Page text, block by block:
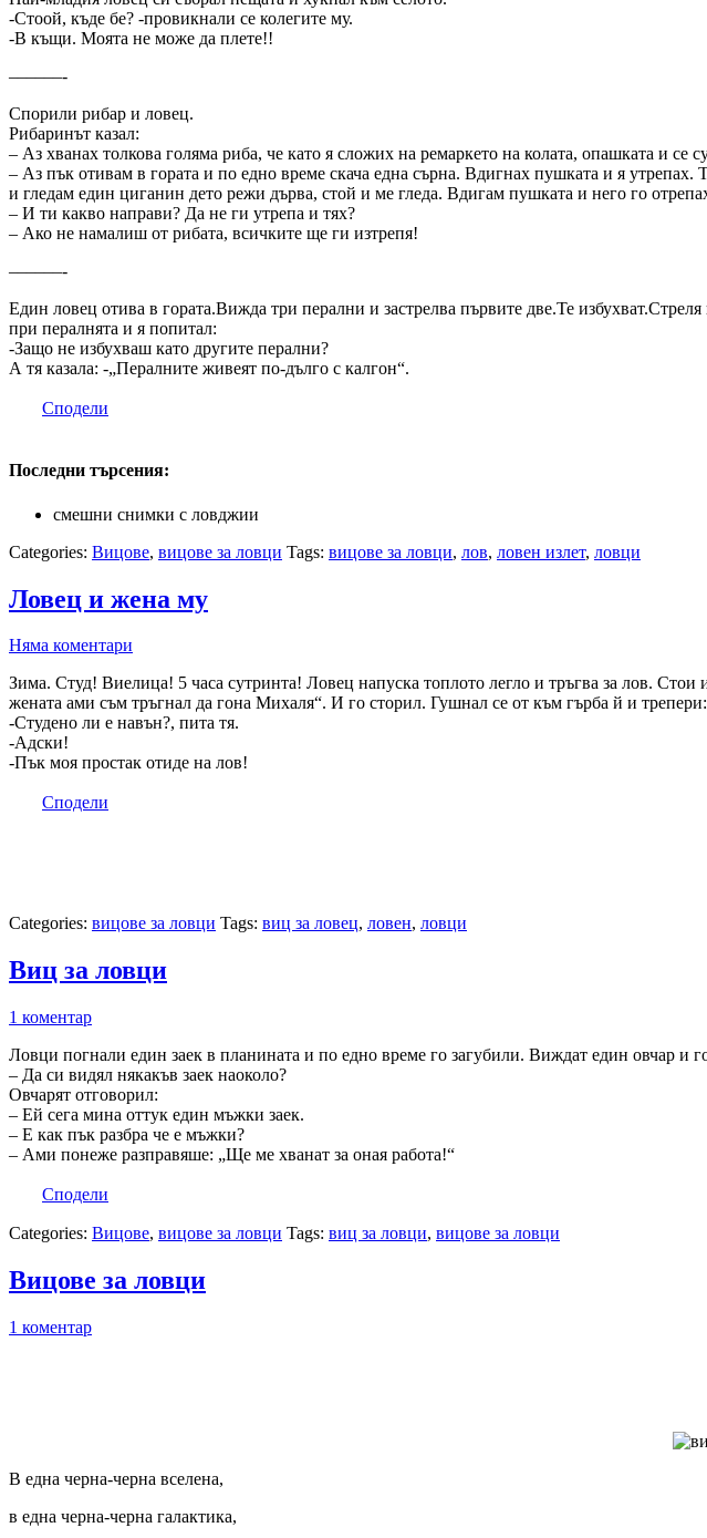
-Стоой, къде бе? -провикнали се колегите му.
-В къщи. Моята не може да плете!!
––––––-
Спорили рибар и ловец.
Рибаринът казал:
– Аз хванах толкова голяма риба, че като я сложих на ремаркето на колата, опашката и се
– Аз пък отивам в гората и по едно време скача една сърна. Вдигнах пушката и я
и гледам един циганин дето режи дърва, стой и ме гледа. Вдигам пушката и него го
– И ти какво направи? Да не ги утрепа и тях?
– Ако не намалиш от рибата, всичките ще ги изтрепя!
––––––-
Един ловец отива в гората.Вижда три перални и застрелва първите две.Те
при пералнята и я попитал:
-Защо не избухваш като другите перални?
А тя казала: -„Пералните живеят по-дълго с калгон“.
Сподели
Последни търсения:
смешни снимки с ловджии
Categories: Вицове, вицове за ловци Tags: вицове за ловци, лов, ловен излет, ловци
Ловец и жена му
Няма коментари
Зима. Студ! Виелица! 5 часа сутринта! Ловец напуска топлото легло и тръгва за лов.
жената ами съм тръгнал да гона Михаля“. И го сторил. Гушнал се от към гърба й и трепери:
-Студено ли е навън?, пита тя.
-Адски!
-Пък моя простак отиде на лов!
Сподели
Categories: вицове за ловци Tags: виц за ловец, ловен, ловци
Виц за ловци
1 коментар
Ловци погнали един заек в планината и по едно време го загубили. Виждат един овчар и
– Да си видял някакъв заек наоколо?
Овчарят отговорил:
– Ей сега мина оттук един мъжки заек.
– Е как пък разбра че е мъжки?
– Ами понеже разправяше: „Ще ме хванат за оная работа!“
Сподели
Categories: Вицове, вицове за ловци Tags: виц за ловци, вицове за ловци
Вицове за ловци
1 коментар
В една черна-черна вселена,
в една черна-черна галактика,